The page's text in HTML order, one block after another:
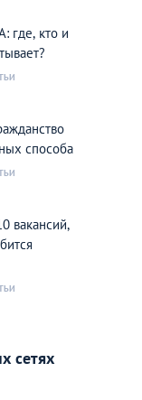
где, кто и
способа
вакансий,
сетях